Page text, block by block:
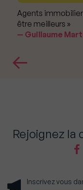
Agents
être meilleurs »
Guillaume
Rejoignez
Inscrivez vous